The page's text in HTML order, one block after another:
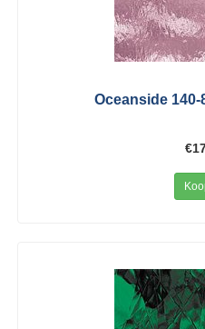
Oceanside 140-